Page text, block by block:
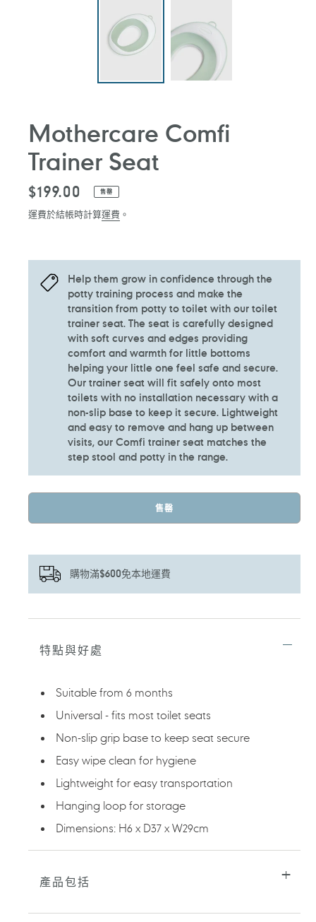
Mothercare Comfi
Trainer Seat
定
價
$199.00 售罄
運費於結帳時計算運費 。
Help them grow in confidence through the
potty training process and make the
transition from potty to toilet with our toilet
trainer seat. The seat is carefully designed
with soft curves and edges providing
comfort and warmth for little bottoms
helping your little one feel safe and secure.
Our trainer seat will fit safely onto most
toilets with no installation necessary with a
non-slip base to keep it secure. Lightweight
and easy to remove and hang up between
visits, our Comfi trainer seat matches the
step stool and potty in the range.
售罄
購物滿$600免本地運費
正
特點與好處
Suitable from 6 months
Universal - fits most toilet seats
Non-slip grip base to keep seat secure
Easy wipe clean for hygiene
Lightweight for easy transportation
Hanging loop for storage
Dimensions: H6 x D37 x W29cm
產品包括